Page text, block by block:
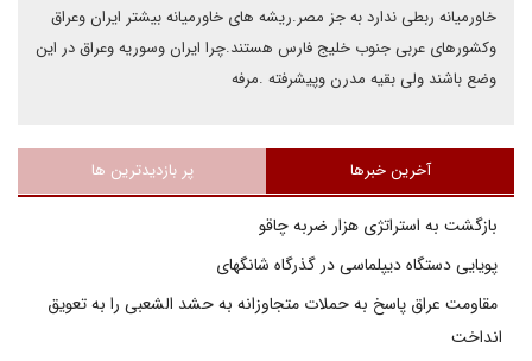
خاورمیانه ربطی ندارد به جز مصر.ریشه های خاورمیانه بیشتر ایران وعراق
وکشورهای عربی جنوب خلیج فارس هستند.چرا ایران وسوریه وعراق در این
وضع باشند ولی بقیه مدرن وپیشرفته .مرفه
آخرین خبرها پر بازدیدترین ها
بازگشت به استراتژی هزار ضربه چاقو
پویایی دستگاه دیپلماسی در گذرگاه شانگهای
مقاومت عراق پاسخ به حملات متجاوزانه به حشد الشعبی را به تعویق
انداخت